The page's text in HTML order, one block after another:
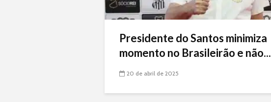
Presidente do Santos minimiza
momento no Brasileirão e não...
20 de abril de 2025